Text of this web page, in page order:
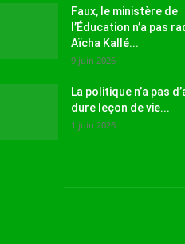
Faux, le ministère de
l’Éducation n’a pas
Aïcha Kallé...
9 juin 2026
La politique n’a pas
dure leçon de vie...
1 juin 2026